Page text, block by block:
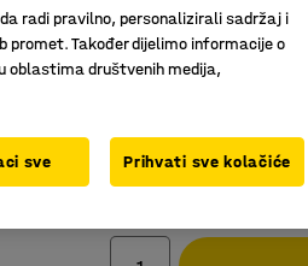
Kvalitetna izrada kod
Metalik siva
1.918,00 KM
radi pravilno, personalizirali sadržaj i
Također dijelimo informacije o
oblastima društvenih medija,
sve Prihvati sve kolačiće